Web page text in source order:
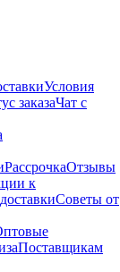
Условия
заказаЧат с
РассрочкаОтзывы
к
Советы от
Поставщикам